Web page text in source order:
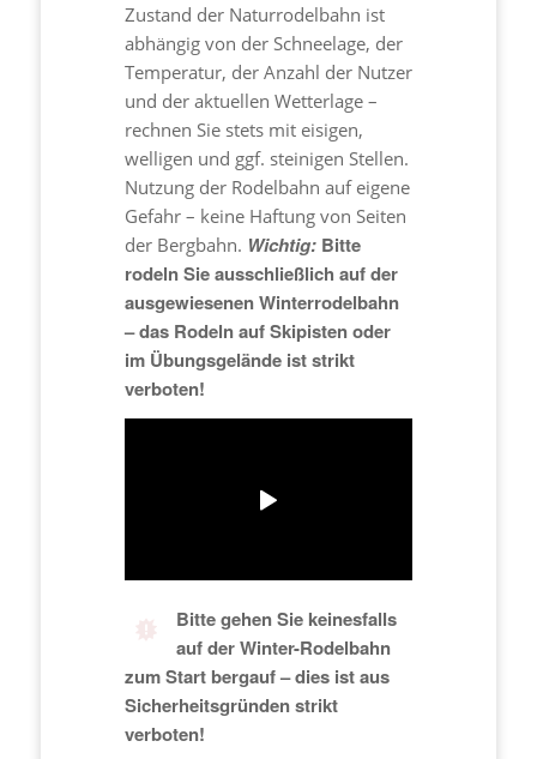
Zustand der Naturrodelbahn ist
abhängig von der Schneelage, der
Temperatur, der Anzahl der Nutzer
und der aktuellen Wetterlage –
rechnen Sie stets mit eisigen,
welligen und ggf. steinigen Stellen.
Nutzung der Rodelbahn auf eigene
Gefahr – keine Haftung von Seiten
der Bergbahn. Wichtig: Bitte
rodeln Sie ausschließlich auf der
ausgewiesenen Winterrodelbahn
– das Rodeln auf Skipisten oder
im Übungsgelände ist strikt
verboten!
Bitte gehen Sie keinesfalls
auf der Winter-Rodelbahn
zum Start bergauf – dies ist aus
Sicherheitsgründen strikt
verboten!